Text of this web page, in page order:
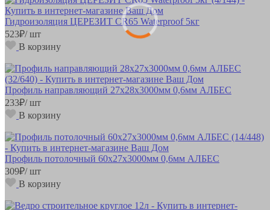
Гидроизоляция ЦЕРЕЗИТ CR65 Waterproof 5кг
523₽/ шт
В корзину
Профиль направляющий 27х28х3000мм 0,6мм АЛБЕС
233₽/ шт
В корзину
Профиль потолочный 60х27х3000мм 0,6мм АЛБЕС
309₽/ шт
В корзину